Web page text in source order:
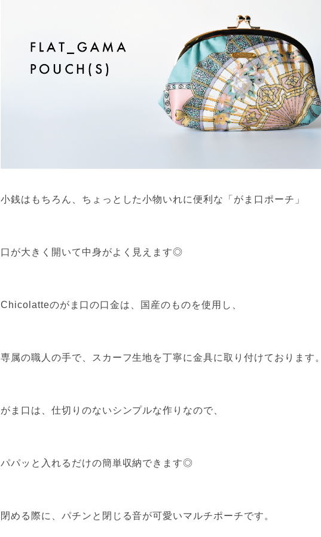
小銭はもちろん、ちょっとした小物いれに便利な「がま口ポーチ」
口が大きく開いて中身がよく見えます◎
Chicolatteのがま口の口金は、国産のものを使用し、
専属の職人の手で、スカーフ生地を丁寧に金具に取り付けております。
がま口は、仕切りのないシンプルな作りなので、
パパッと入れるだけの簡単収納できます◎
閉める際に、パチンと閉じる音が可愛いマルチポーチです。